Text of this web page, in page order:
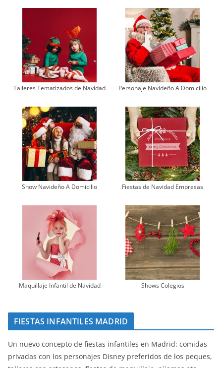
Talleres Tematizados de Navidad Personaje Navideño A Domicilio
Show Navideño A Domicilio Fiestas de Navidad Empresas
Maquillaje Infantil de Navidad Shows Colegios
FIESTAS INFANTILES MADRID
Un nuevo concepto de fiestas infantiles en Madrid: comidas
privadas con los personajes Disney preferidos de los peques,